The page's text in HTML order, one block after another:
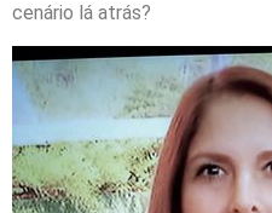
cenário lá atrás?